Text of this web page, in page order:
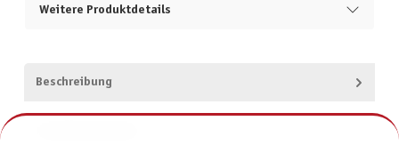
Weitere Produktdetails
Beschreibung